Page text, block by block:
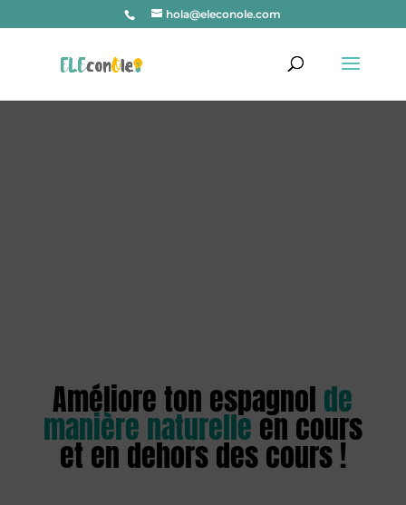
hola@eleconole.com
Améliore ton espagnol de
manière naturelle en cours
et en dehors des cours !